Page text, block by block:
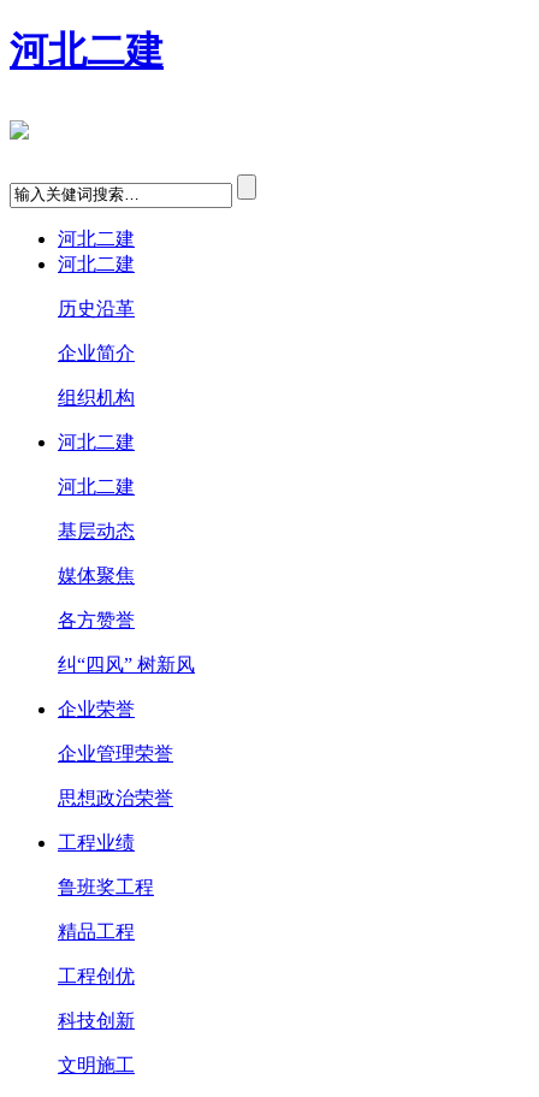
河北二建
河北二建
河北二建
历史沿革
企业简介
组织机构
河北二建
河北二建
基层动态
媒体聚焦
各方赞誉
纠“四风” 树新风
企业荣誉
企业管理荣誉
思想政治荣誉
工程业绩
鲁班奖工程
精品工程
工程创优
科技创新
文明施工